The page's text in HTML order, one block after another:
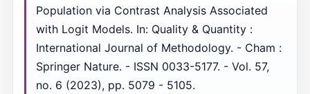
Population via Contrast Analysis Associated
with Logit Models. In: Quality & Quantity :
International Journal of Methodology. - Cham :
Springer Nature. - ISSN 0033-5177. - Vol. 57,
no. 6 (2023), pp. 5079 - 5105.